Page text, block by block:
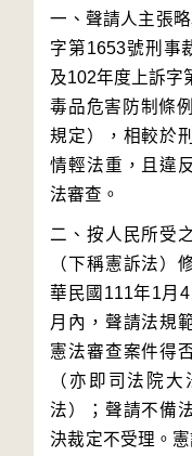
一、聲請人主張
字第1653號刑事
及102年度上訴字
毒品危害防制條
規定），相較於
情輕法重，且違
二、按人民所受
（下稱憲訴法）
華民國111年1月
月內，聲請法規
憲法審查案件得
（亦即司法院
法）；聲請不備
決裁定不受理。